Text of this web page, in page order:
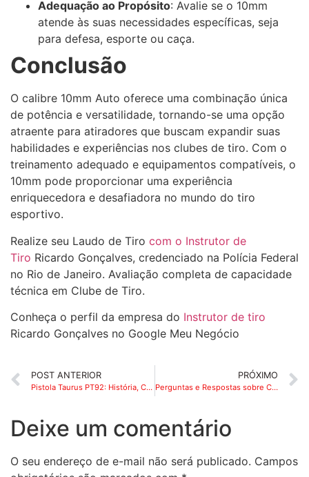
Adequação ao Propósito: Avalie se o 10mm
atende às suas necessidades específicas, seja
para defesa, esporte ou caça.
Conclusão
O calibre 10mm Auto oferece uma combinação única
de potência e versatilidade, tornando-se uma opção
atraente para atiradores que buscam expandir suas
habilidades e experiências nos clubes de tiro. Com o
treinamento adequado e equipamentos compatíveis, o
10mm pode proporcionar uma experiência
enriquecedora e desafiadora no mundo do tiro
esportivo.
Realize seu Laudo de Tiro com o Instrutor de
Tiro Ricardo Gonçalves, credenciado na Polícia Federal
no Rio de Janeiro. Avaliação completa de capacidade
técnica em Clube de Tiro.
Conheça o perfil da empresa do Instrutor de tiro
Ricardo Gonçalves no Google Meu Negócio
POST ANTERIOR
Pistola Taurus PT92: História, Características e Vantagens para Clubes de Tiro
PRÓXIMO
Perguntas e Respostas sobre Clubes de Tiro
Deixe um comentário
O seu endereço de e-mail não será publicado. Campos